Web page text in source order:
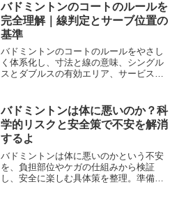
バドミントンのコートのルールを
完全理解｜線判定とサーブ位置の
基準
バドミントンのコートのルールをやさし
く体系化し、寸法と線の意味、シングル
スとダブルスの有効エリア、サービスの
ます。
バドミントンは体に悪いのか？科
学的リスクと安全策で不安を解消
するよ
バドミントンは体に悪いのかという不安
を、負担部位やケガの仕組みから検証
し、安全に楽しむ具体策を整理。準備運